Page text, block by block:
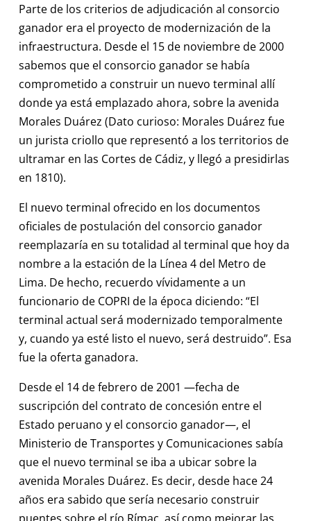
Parte de los criterios de adjudicación al consorcio
ganador era el proyecto de modernización de la
infraestructura. Desde el 15 de noviembre de 2000
sabemos que el consorcio ganador se había
comprometido a construir un nuevo terminal allí
donde ya está emplazado ahora, sobre la avenida
Morales Duárez (Dato curioso: Morales Duárez fue
un jurista criollo que representó a los territorios de
ultramar en las Cortes de Cádiz, y llegó a presidirlas
en 1810).
El nuevo terminal ofrecido en los documentos
oficiales de postulación del consorcio ganador
reemplazaría en su totalidad al terminal que hoy da
nombre a la estación de la Línea 4 del Metro de
Lima. De hecho, recuerdo vívidamente a un
funcionario de COPRI de la época diciendo: “El
terminal actual será modernizado temporalmente
y, cuando ya esté listo el nuevo, será destruido”. Esa
fue la oferta ganadora.
Desde el 14 de febrero de 2001 —fecha de
suscripción del contrato de concesión entre el
Estado peruano y el consorcio ganador—, el
Ministerio de Transportes y Comunicaciones sabía
que el nuevo terminal se iba a ubicar sobre la
avenida Morales Duárez. Es decir, desde hace 24
años era sabido que sería necesario construir